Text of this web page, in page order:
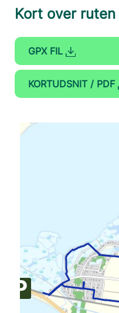
Kort over ruten
GPX FIL
KORTUDSNIT / PDF